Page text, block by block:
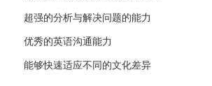
超强的分析与解决问题的能力
优秀的英语沟通能力
能够快速适应不同的文化差异